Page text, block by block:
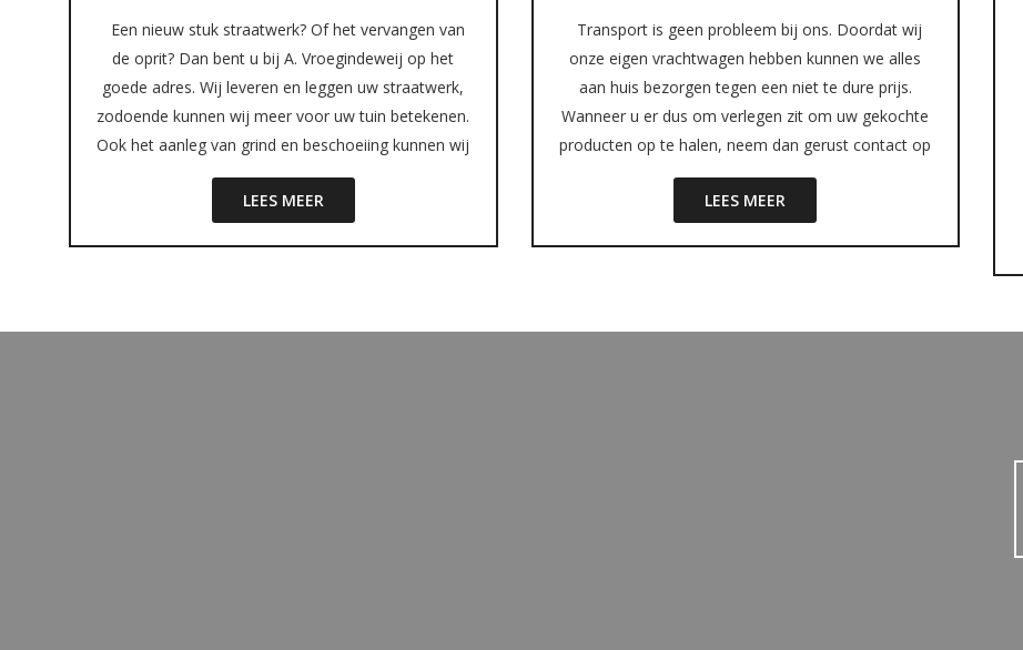
Een nieuw stuk straatwerk? Of het vervangen van
de oprit? Dan bent u bij A. Vroegindeweij op het
goede adres. Wij leveren en leggen uw straatwerk,
zodoende kunnen wij meer voor uw tuin betekenen.
Ook het aanleg van grind en beschoeiing kunnen wij
LEES MEER
Transport is geen probleem bij ons. Doordat wij
onze eigen vrachtwagen hebben kunnen we alles
aan huis bezorgen tegen een niet te dure prijs.
Wanneer u er dus om verlegen zit om uw gekochte
producten op te halen, neem dan gerust contact op
LEES MEER